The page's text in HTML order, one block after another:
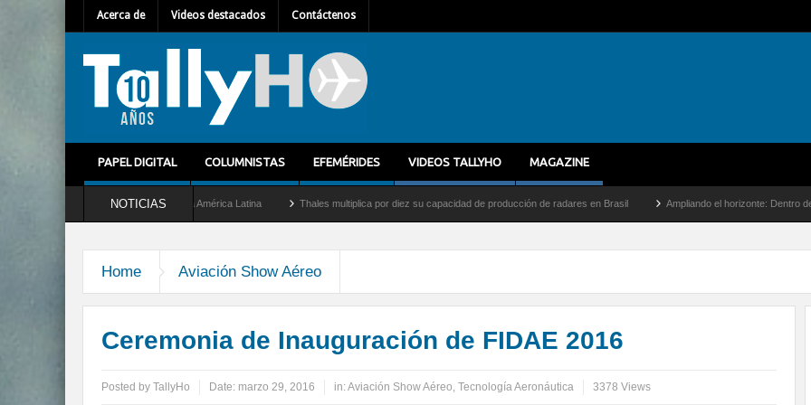
Acerca de Videos destacados Contáctenos
PAPEL DIGITAL COLUMNISTAS EFEMÉRIDES VIDEOS TALLYHO MAGAZINE
NOTICIAS
Director General para América Latina Thales multiplica por diez su capacidad de producción de radares en Brasil Ampliando el horizonte: Dentro del vuelo de
Home Aviación Show Aéreo
Ceremonia de Inauguración de FIDAE 2016
Posted by TallyHo Date: marzo 29, 2016 in:Aviación Show Aéreo, Tecnología Aeronáutica 3378 Views